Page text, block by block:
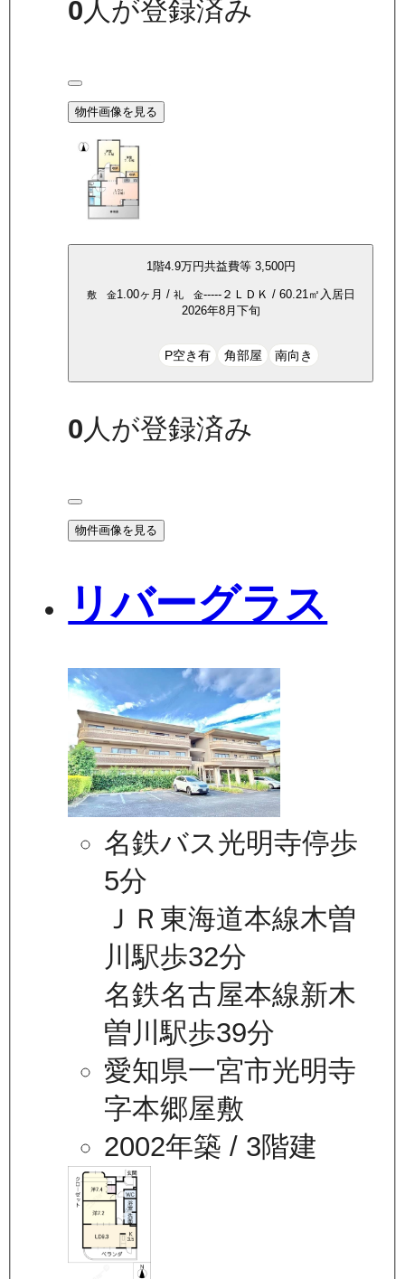
0 人が登録済み
物件画像を見る
1 階4.9万円共益費等 3,500円
敷 金1.00ヶ月 / 礼 金-----２ＬＤＫ / 60.21㎡ 入居日
2026年8月下旬
P空き有 角部屋 南向き
0 人が登録済み
物件画像を見る
リバーグラス
名鉄バス光明寺停歩
5分
ＪＲ東海道本線木曽
川駅歩32分
名鉄名古屋本線新木
曽川駅歩39分
愛知県一宮市光明寺
字本郷屋敷
2002年築 / 3階建